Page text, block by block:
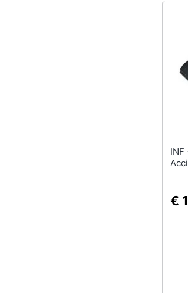
INF - Chiusura Per
€